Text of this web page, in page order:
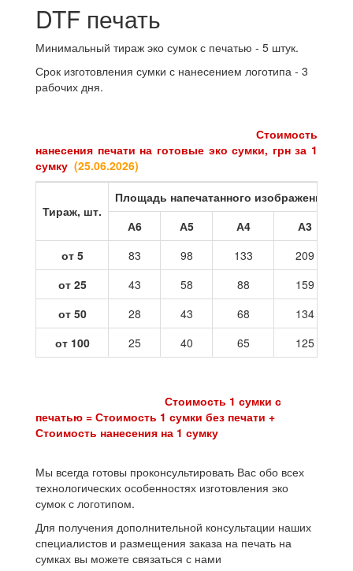
DTF печать
Минимальный тираж эко сумок с печатью - 5 штук.
Срок изготовления сумки с нанесением логотипа - 3
рабочих дня.
Стоимость
нанесения печати на готовые эко сумки, грн за 1
сумку (25.06.2026)
Тираж, шт.
Площадь напечатанного изображения
А6
А5 А4
А3
от 5
83 98 133
209
от 25
43 58 88
159
от 50
28 43 68
134
от 100
25 40 65 125
Стоимость 1 сумки с
печатью = Стоимость 1 сумки без печати +
Стоимость нанесения на 1 сумку
Мы всегда готовы проконсультировать Вас обо всех
технологических особенностях изготовления эко
сумок с логотипом.
Для получения дополнительной консультации наших
специалистов и размещения заказа на печать на
сумках вы можете связаться с нами